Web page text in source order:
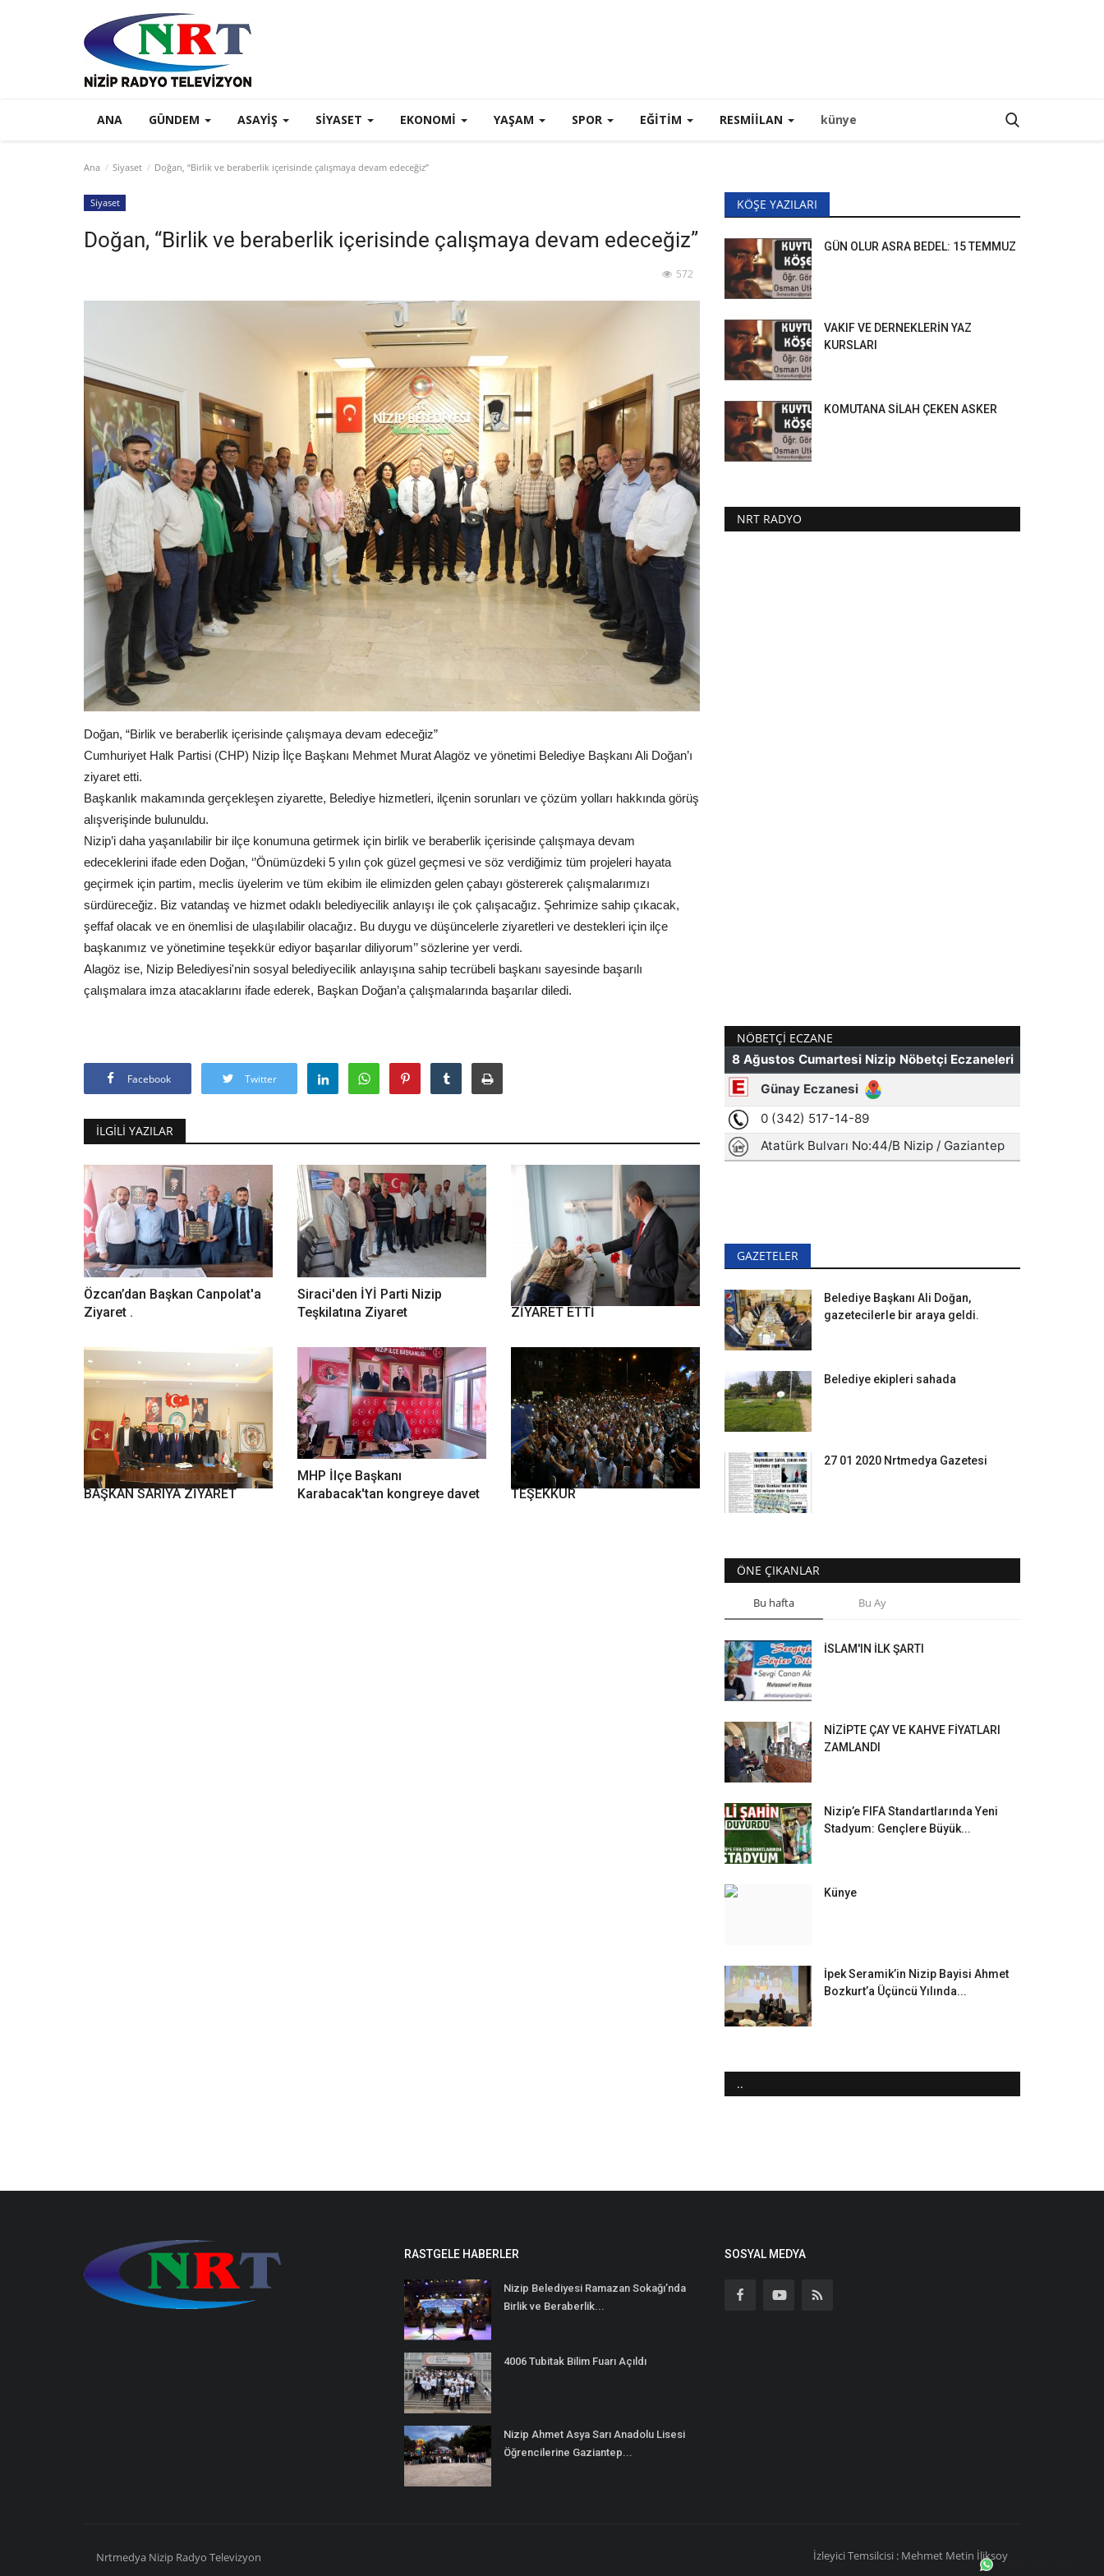
ANA GÜNDEM ASAYIŞ SIYASET EKONOMI YAŞAM SPOR EĞİTİM RESMIILAN künye
Ana Siyaset Doğan, “Birlik ve beraberlik içerisinde çalışmaya devam edeceğiz”
Siyaset
Doğan, “Birlik ve beraberlik içerisinde çalışmaya devam edeceğiz”
572
Doğan, “Birlik ve beraberlik içerisinde çalışmaya devam edeceğiz”
Cumhuriyet Halk Partisi (CHP) Nizip İlçe Başkanı Mehmet Murat Alagöz ve yönetimi Belediye Başkanı Ali Doğan’ı
ziyaret etti.
Başkanlık makamında gerçekleşen ziyarette, Belediye hizmetleri, ilçenin sorunları ve çözüm yolları hakkında görüş
alışverişinde bulunuldu.
Nizip’i daha yaşanılabilir bir ilçe konumuna getirmek için birlik ve beraberlik içerisinde çalışmaya devam
edeceklerini ifade eden Doğan, ‘’Önümüzdeki 5 yılın çok güzel geçmesi ve söz verdiğimiz tüm projeleri hayata
geçirmek için partim, meclis üyelerim ve tüm ekibim ile elimizden gelen çabayı göstererek çalışmalarımızı
sürdüreceğiz. Biz vatandaş ve hizmet odaklı belediyecilik anlayışı ile çok çalışacağız. Şehrimize sahip çıkacak,
şeffaf olacak ve en önemlisi de ulaşılabilir olacağız. Bu duygu ve düşüncelerle ziyaretleri ve destekleri için ilçe
başkanımız ve yönetimine teşekkür ediyor başarılar diliyorum’’ sözlerine yer verdi.
Alagöz ise, Nizip Belediyesi'nin sosyal belediyecilik anlayışına sahip tecrübeli başkanı sayesinde başarılı
çalışmalara imza atacaklarını ifade ederek, Başkan Doğan’a çalışmalarında başarılar diledi.
Facebook Twitter
İLGILI YAZILAR
Özcan’dan Başkan Canpolat'a
Ziyaret .
Siraci'den İYİ Parti Nizip
Teşkilatına Ziyaret
DP ADAYI ÖZKAYA HASTANEYİ
ZİYARET ETTİ
BAŞKAN FADILOĞLUNDAN
BAŞKAN SARIYA ZİYARET
MHP İlçe Başkanı
Karabacak'tan kongreye davet
ŞAHİN AKDOĞAN VE SARI DAN
TEŞEKKÜR
KÖŞE YAZILARI
GÜN OLUR ASRA BEDEL: 15 TEMMUZ
VAKIF VE DERNEKLERİN YAZ
KURSLARI
KOMUTANA SİLAH ÇEKEN ASKER
NRT RADYO
NÖBETÇI ECZANE
GAZETELER
Belediye Başkanı Ali Doğan,
gazetecilerle bir araya geldi.
Belediye ekipleri sahada
27 01 2020 Nrtmedya Gazetesi
ÖNE ÇIKANLAR
Bu hafta Bu Ay
İSLAM'IN İLK ŞARTI
NİZİPTE ÇAY VE KAHVE FİYATLARI
ZAMLANDI
Nizip’e FIFA Standartlarında Yeni
Stadyum: Gençlere Büyük...
Künye
İpek Seramik’in Nizip Bayisi Ahmet
Bozkurt’a Üçüncü Yılında...
..
Whatsapp iletişim
RASTGELE HABERLER
Nizip Belediyesi Ramazan Sokağı’nda
Birlik ve Beraberlik...
4006 Tubitak Bilim Fuarı Açıldı
Nizip Ahmet Asya Sarı Anadolu Lisesi
Öğrencilerine Gaziantep...
SOSYAL MEDYA
Nrtmedya Nizip Radyo Televizyon İzleyici Temsilcisi : Mehmet Metin İliksoy